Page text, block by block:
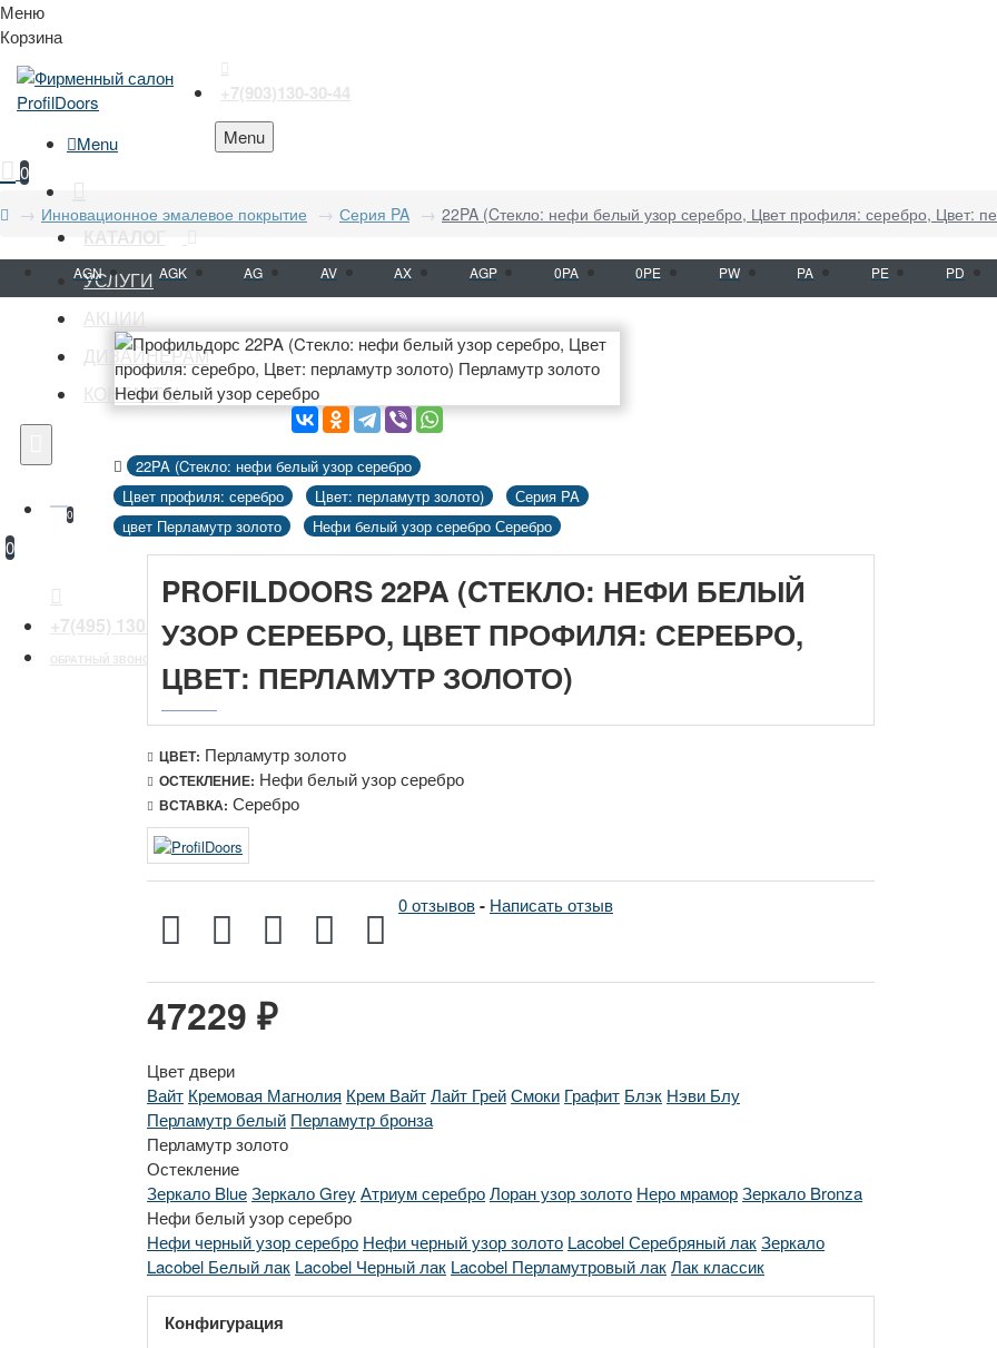
Меню
Корзина
Menu
КАТАЛОГ
УСЛУГИ
АКЦИИ
ДИЗАЙНЕРАМ
КОНТАКТЫ
0
0
+7(495) 130 30 44
ОБРАТНЫЙ ЗВОНОК
+7(903)130-30-44
Menu
0
Инновационное эмалевое покрытие Серия PA 22PA (Cтекло: нефи белый узор серебро, Цвет профиля: серебро, Цвет:
AGN AGK AG AV AX AGP 0PA 0PE PW PA PE PD
22PA (Cтекло: нефи белый узор серебро
Цвет профиля: серебро
Цвет: перламутр золото)
Серия PA
цвет Перламутр золото
Нефи белый узор серебро Серебро
PROFILDOORS 22PA (CТЕКЛО: НЕФИ БЕЛЫЙ
УЗОР СЕРЕБРО, ЦВЕТ ПРОФИЛЯ: СЕРЕБРО,
ЦВЕТ: ПЕРЛАМУТР ЗОЛОТО)
ЦВЕТ: Перламутр золото
ОСТЕКЛЕНИЕ: Нефи белый узор серебро
ВСТАВКА: Серебро
0 отзывов- Написать отзыв
47229 ₽
Цвет двери
Вайт Кремовая Магнолия Крем ВайтЛайт ГрейСмоки Графит Блэк Нэви Блу
Перламутр белый Перламутр бронза
Перламутр золото
Остекление
Зеркало BlueЗеркало Grey Атриум сереброЛоран узор золото Неро мраморЗеркало Bronza
Нефи белый узор серебро
Нефи черный узор серебро Нефи черный узор золото Lacobel Серебряный лакЗеркало
Lacobel Белый лак Lacobel Черный лак Lacobel Перламутровый лакЛак классик
Конфигурация